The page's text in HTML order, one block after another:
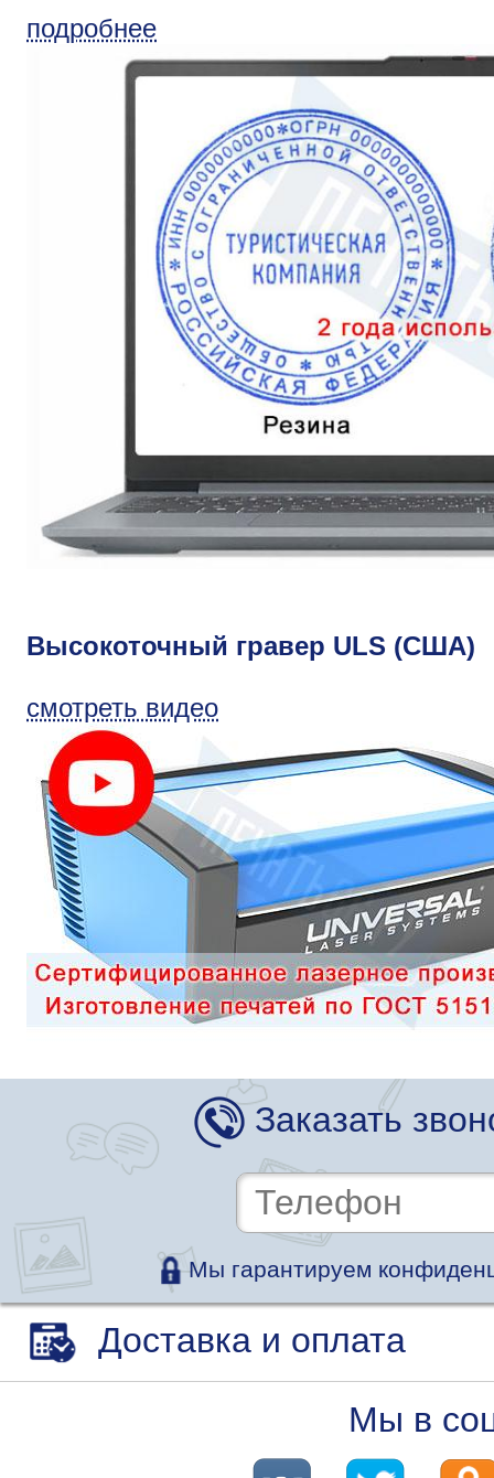
подробнее
Высокоточный гравер ULS (США)
смотреть видео
Заказать
Мы гарантируем
Доставка и оплата
Мы в